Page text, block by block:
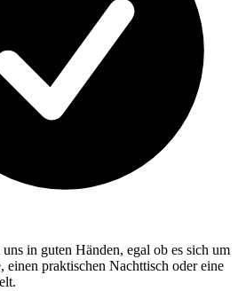
in guten Händen, egal ob es sich um
einen praktischen Nachttisch oder eine